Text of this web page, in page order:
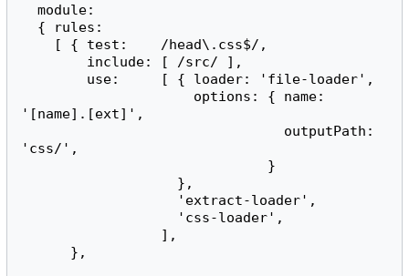
  module:
'[name].[ext]',
'css/',